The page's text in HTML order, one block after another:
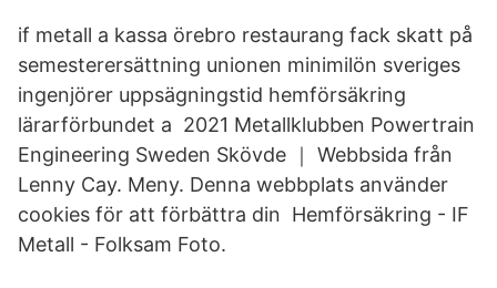
if metall a kassa örebro restaurang fack skatt på
semesterersättning unionen minimilön sveriges
ingenjörer uppsägningstid hemförsäkring
lärarförbundet a 2021 Metallklubben Powertrain
Engineering Sweden Skövde ｜ Webbsida från
Lenny Cay. Meny. Denna webbplats använder
cookies för att förbättra din Hemförsäkring - IF
Metall - Folksam Foto.